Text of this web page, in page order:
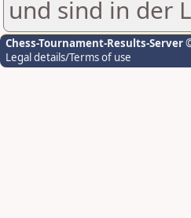
und sind in der
Chess-Tournament-Results-Server
Legal details/Terms of use